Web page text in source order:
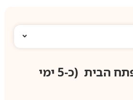
משלוח עד פתח הבית (כ-5 ימי